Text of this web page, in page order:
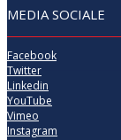
MEDIA SOCIALE
Facebook
Twitter
Linkedin
YouTube
Vimeo
Instagram